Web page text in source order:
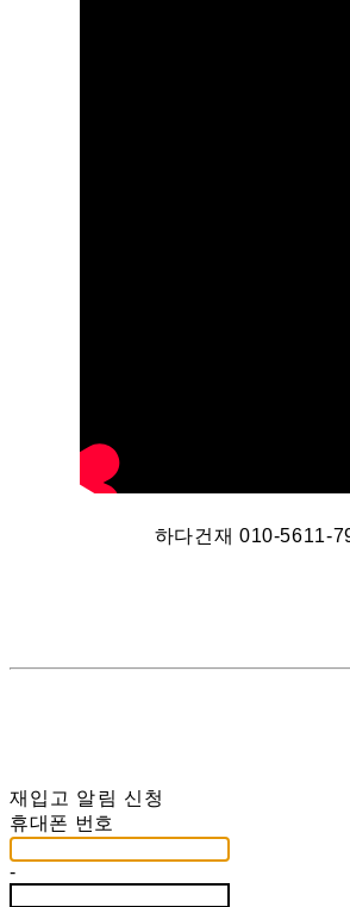
하다건재 010-5611-
재입고 알림 신청
휴대폰 번호
-